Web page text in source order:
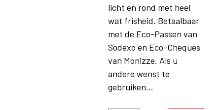
licht en rond met heel
wat frisheid. Betaalbaar
met de Eco-Passen van
Sodexo en Eco-Cheques
van Monizze. Als u
andere wenst te
gebruiken...